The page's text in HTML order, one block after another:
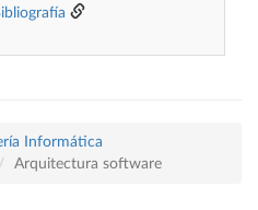
Informática
Arquitectura software